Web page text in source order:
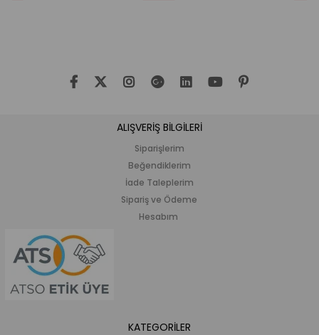
ALIŞVERİŞ BİLGİLERİ
Siparişlerim
Beğendiklerim
İade Taleplerim
Sipariş ve Ödeme
Hesabım
KATEGORİLER